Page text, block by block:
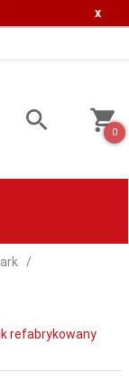
x
0
refabrykowany